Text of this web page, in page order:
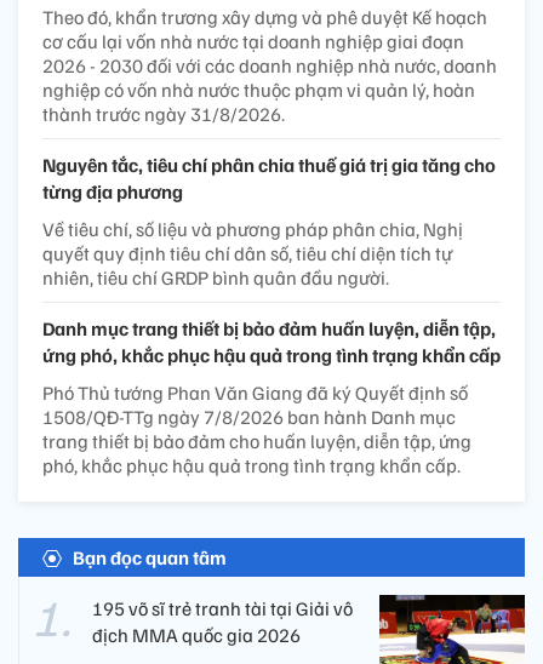
Theo đó, khẩn trương xây dựng và phê duyệt Kế hoạch
cơ cấu lại vốn nhà nước tại doanh nghiệp giai đoạn
2026 - 2030 đối với các doanh nghiệp nhà nước, doanh
nghiệp có vốn nhà nước thuộc phạm vi quản lý, hoàn
thành trước ngày 31/8/2026.
Nguyên tắc, tiêu chí phân chia thuế giá trị gia tăng cho
từng địa phương
Về tiêu chí, số liệu và phương pháp phân chia, Nghị
quyết quy định tiêu chí dân số, tiêu chí diện tích tự
nhiên, tiêu chí GRDP bình quân đầu người.
Danh mục trang thiết bị bảo đảm huấn luyện, diễn tập,
ứng phó, khắc phục hậu quả trong tình trạng khẩn cấp
Phó Thủ tướng Phan Văn Giang đã ký Quyết định số
1508/QĐ-TTg ngày 7/8/2026 ban hành Danh mục
trang thiết bị bảo đảm cho huấn luyện, diễn tập, ứng
phó, khắc phục hậu quả trong tình trạng khẩn cấp.
Bạn đọc quan tâm
195 võ sĩ trẻ tranh tài tại Giải vô
địch MMA quốc gia 2026